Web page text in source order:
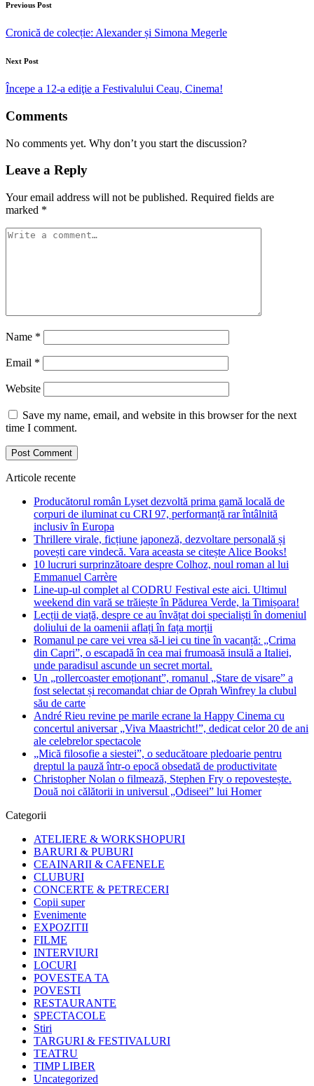
Previous Post
Cronică de colecție: Alexander și Simona Megerle
Next Post
Începe a 12-a ediţie a Festivalului Ceau, Cinema!
Comments
No comments yet. Why don’t you start the discussion?
Leave a Reply
Your email address will not be published. Required fields are
marked *
Name *
Email *
Website
Save my name, email, and website in this browser for the next
time I comment.
Articole recente
Producătorul român Lyset dezvoltă prima gamă locală de
corpuri de iluminat cu CRI 97, performanță rar întâlnită
inclusiv în Europa
Thrillere virale, ficțiune japoneză, dezvoltare personală și
povești care vindecă. Vara aceasta se citește Alice Books!
10 lucruri surprinzătoare despre Colhoz, noul roman al lui
Emmanuel Carrère
Line-up-ul complet al CODRU Festival este aici. Ultimul
weekend din vară se trăiește în Pădurea Verde, la Timișoara!
Lecții de viață, despre ce au învățat doi specialiști în domeniul
doliului de la oamenii aflați în fața morții
Romanul pe care vei vrea să-l iei cu tine în vacanță: „Crima
din Capri”, o escapadă în cea mai frumoasă insulă a Italiei,
unde paradisul ascunde un secret mortal.
Un „rollercoaster emoționant”, romanul „Stare de visare” a
fost selectat și recomandat chiar de Oprah Winfrey la clubul
său de carte
André Rieu revine pe marile ecrane la Happy Cinema cu
concertul aniversar „Viva Maastricht!”, dedicat celor 20 de ani
ale celebrelor spectacole
„Mică filosofie a siestei”, o seducătoare pledoarie pentru
dreptul la pauză într-o epocă obsedată de productivitate
Christopher Nolan o filmează, Stephen Fry o repovestește.
Două noi călătorii in universul „Odiseei” lui Homer
Categorii
ATELIERE & WORKSHOPURI
BARURI & PUBURI
CEAINARII & CAFENELE
CLUBURI
CONCERTE & PETRECERI
Copii super
Evenimente
EXPOZITII
FILME
INTERVIURI
LOCURI
POVESTEA TA
POVESTI
RESTAURANTE
SPECTACOLE
Stiri
TARGURI & FESTIVALURI
TEATRU
TIMP LIBER
Uncategorized